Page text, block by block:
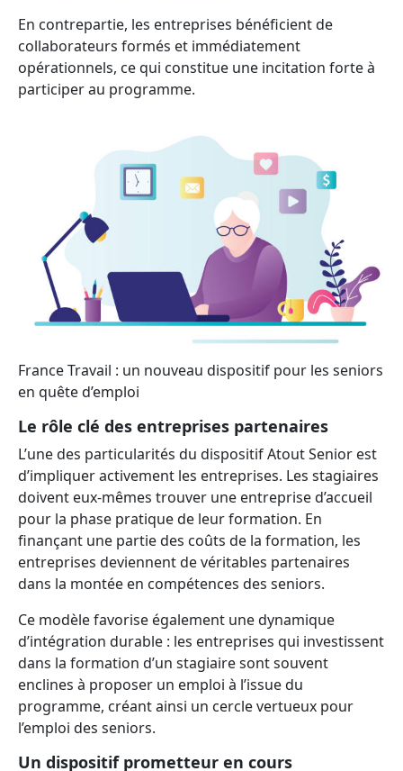
En contrepartie, les entreprises bénéficient de
collaborateurs formés et immédiatement
opérationnels, ce qui constitue une incitation forte à
participer au programme.
France Travail : un nouveau dispositif pour les seniors
en quête d’emploi
Le rôle clé des entreprises partenaires
L’une des particularités du dispositif Atout Senior est
d’impliquer activement les entreprises. Les stagiaires
doivent eux-mêmes trouver une entreprise d’accueil
pour la phase pratique de leur formation. En
finançant une partie des coûts de la formation, les
entreprises deviennent de véritables partenaires
dans la montée en compétences des seniors.
Ce modèle favorise également une dynamique
d’intégration durable : les entreprises qui investissent
dans la formation d’un stagiaire sont souvent
enclines à proposer un emploi à l’issue du
programme, créant ainsi un cercle vertueux pour
l’emploi des seniors.
Un dispositif prometteur en cours